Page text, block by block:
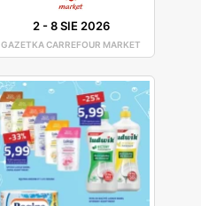
2-8 SIE 2026
GAZETKA CARREFOUR MARKET